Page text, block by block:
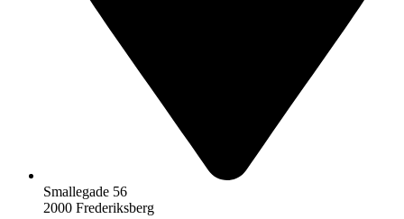
Smallegade 56
2000 Frederiksberg